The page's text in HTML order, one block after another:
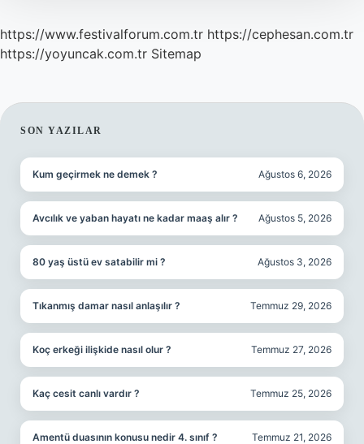
https://www.festivalforum.com.tr https://cephesan.com.tr
https://yoyuncak.com.tr Sitemap
SIDEBAR
SON YAZILAR
Kum geçirmek ne demek ? Ağustos 6, 2026
Avcılık ve yaban hayatı ne kadar maaş alır ? Ağustos 5, 2026
80 yaş üstü ev satabilir mi ? Ağustos 3, 2026
Tıkanmış damar nasıl anlaşılır ? Temmuz 29, 2026
Koç erkeği ilişkide nasıl olur ? Temmuz 27, 2026
Kaç cesit canlı vardır ? Temmuz 25, 2026
Amentü duasının konusu nedir 4. sınıf ? Temmuz 21, 2026